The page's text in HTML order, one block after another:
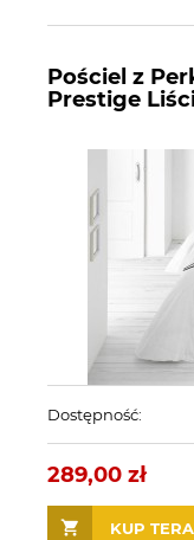
Pościel z
Prestige
Dostępność:
289,00 zł
KUP